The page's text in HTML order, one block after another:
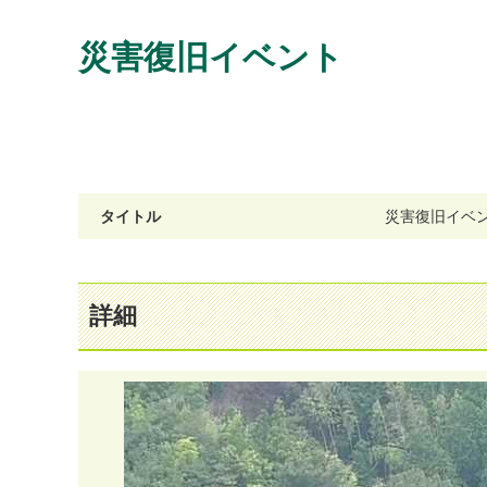
災害復旧イベント
タイトル 災害復 旧イベ
詳細